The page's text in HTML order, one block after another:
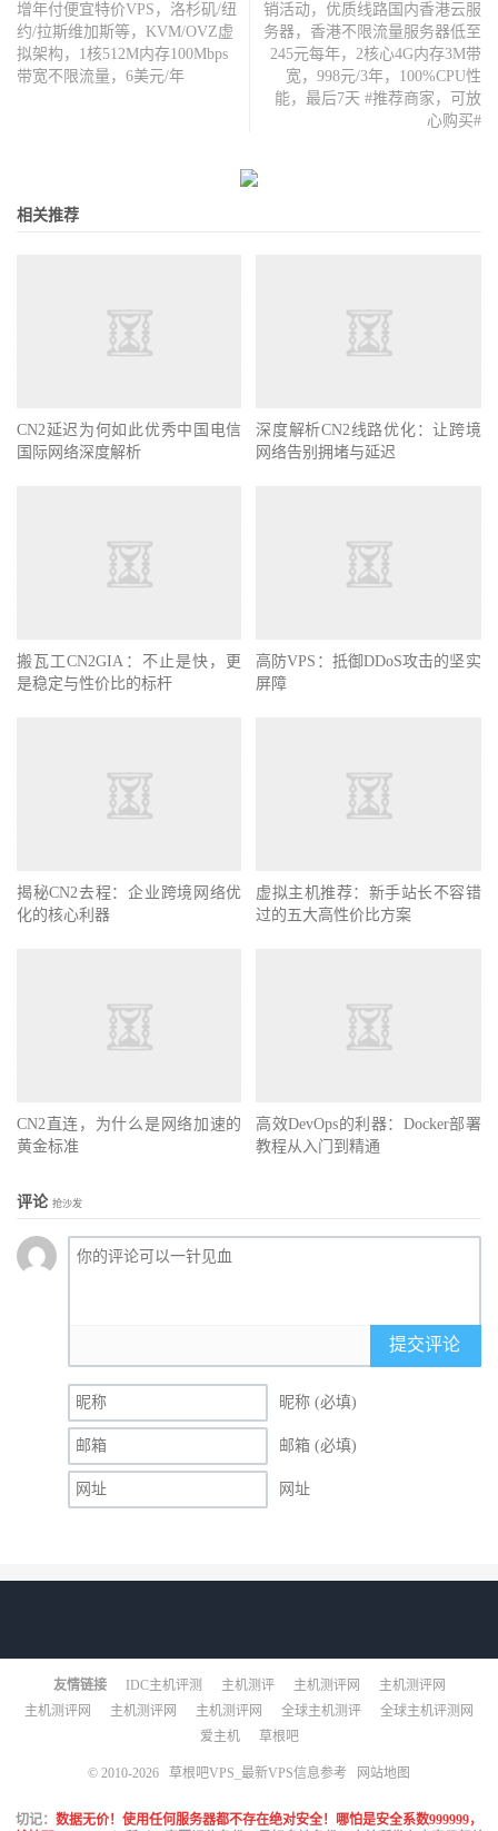
增年付便宜特价VPS，洛杉矶/纽
约/拉斯维加斯等，KVM/OVZ虚
拟架构，1核512M内存100Mbps
带宽不限流量，6美元/年
销活动，优质线路国内香港云服
务器，香港不限流量服务器低至
245元每年，2核心4G内存3M带
宽，998元/3年，100%CPU性
能，最后7天 #推荐商家，可放
心购买#
相关推荐
CN2延迟为何如此优秀中国电信
国际网络深度解析
深度解析CN2线路优化：让跨境
网络告别拥堵与延迟
搬瓦工CN2GIA：不止是快，更
是稳定与性价比的标杆
高防VPS：抵御DDoS攻击的坚实
屏障
揭秘CN2去程：企业跨境网络优
化的核心利器
虚拟主机推荐：新手站长不容错
过的五大高性价比方案
CN2直连，为什么是网络加速的
黄金标准
高效DevOps的利器：Docker部署
教程从入门到精通
评论 抢沙发
提交评论
昵称 (必填)
邮箱 (必填)
网址
友情链接 IDC主机评测 主机测评 主机测评网
主机测评网
主机测评网
主机测评网 主机测评网 全球主机测评
全球主机评测网
爱主机
草根吧
© 2010-2026 草根吧VPS_最新VPS信息参考 网站地图
切记： 数据无价！使用任何服务器都不存在绝对安全！哪怕是安全系数999999，